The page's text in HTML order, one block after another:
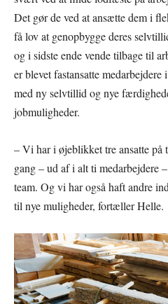
Det gør de ved at ansætte dem i
få lov at genopbygge deres
og i sidste ende vende tilbage til
er blevet fastansatte
med ny selvtillid og nye
jobmuligheder.
– Vi har i øjeblikket tre ansatte
gang – ud af i alt ti medarbejdere
team. Og vi har også haft andre
til nye muligheder, fortæller Helle.